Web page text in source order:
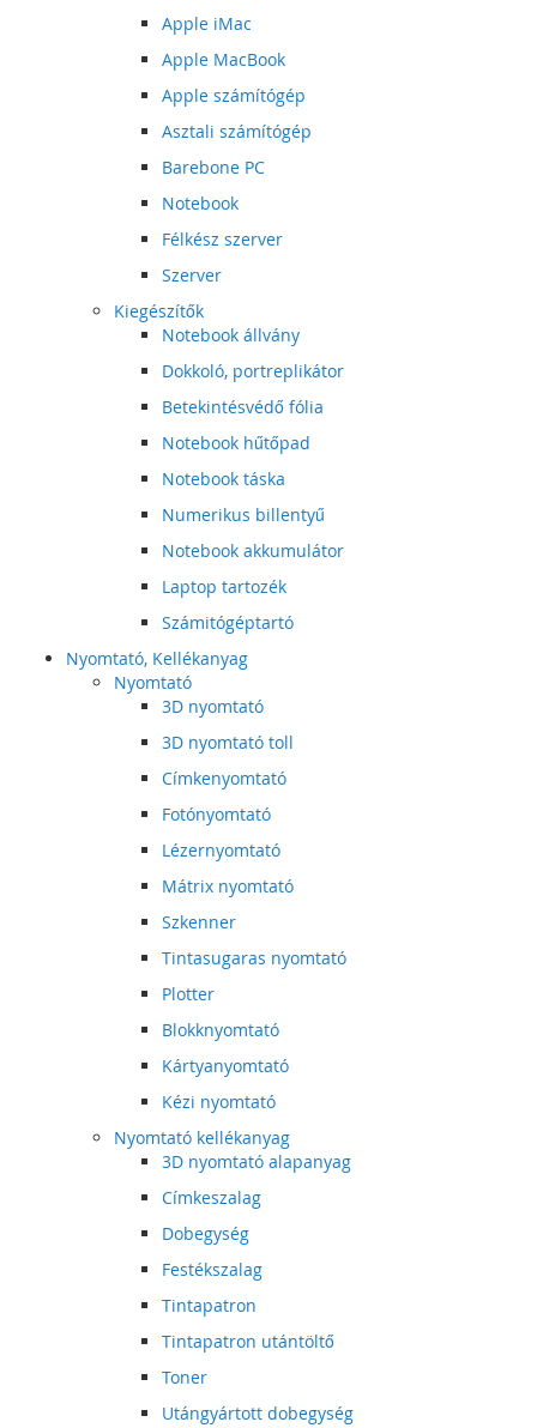
Apple iMac
Apple MacBook
Apple számítógép
Asztali számítógép
Barebone PC
Notebook
Félkész szerver
Szerver
Kiegészítők
Notebook állvány
Dokkoló, portreplikátor
Betekintésvédő fólia
Notebook hűtőpad
Notebook táska
Numerikus billentyű
Notebook akkumulátor
Laptop tartozék
Számitógéptartó
Nyomtató, Kellékanyag
Nyomtató
3D nyomtató
3D nyomtató toll
Címkenyomtató
Fotónyomtató
Lézernyomtató
Mátrix nyomtató
Szkenner
Tintasugaras nyomtató
Plotter
Blokknyomtató
Kártyanyomtató
Kézi nyomtató
Nyomtató kellékanyag
3D nyomtató alapanyag
Címkeszalag
Dobegység
Festékszalag
Tintapatron
Tintapatron utántöltő
Toner
Utángyártott dobegység